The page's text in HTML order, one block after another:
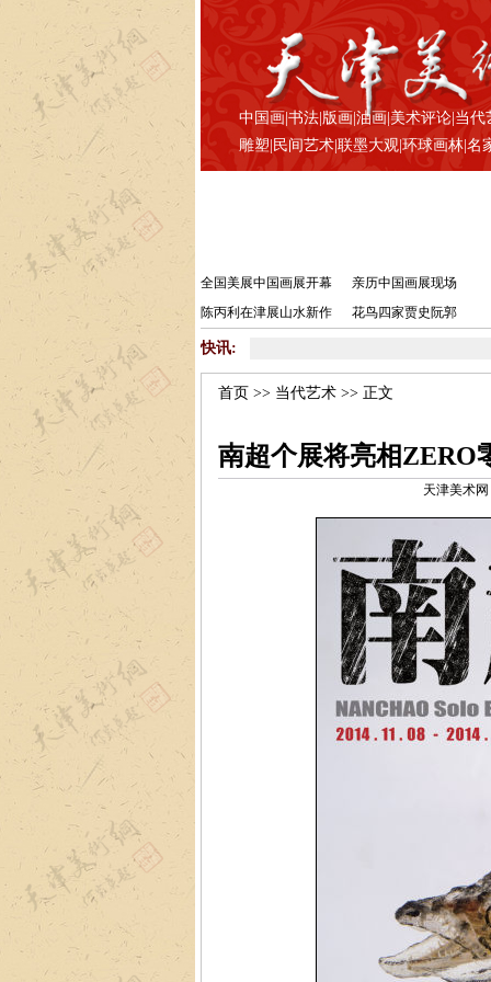
中国画 书法| 版画 油画 |美术评论| 当代
雕塑 民间艺术| 联墨大观| 环球画林| 名
全国美展中国画展开幕
亲历中国画展现场
陈丙利在津展山水新作
花鸟四家贾史阮郭
快讯:
首页 >> 当代艺术>> 正文
南超个展将亮相ZERO
天津美术网